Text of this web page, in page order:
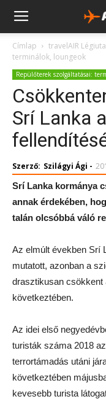
Címlap travelAIR
terminálok, loungeok
Repülőterek szolgáltatásai:
Srí Lanka
Szerző: Szilágyi Ági -
Srí Lanka kormánya
annak érdekében,
talán olcsóbbá váló
Az elmúlt években Srí
mutatott, azonban a
drasztikusan csökkent
következtében.
Az idei első
turisták száma 2018
terrortámadás utáni
következtében
kevesebb turista